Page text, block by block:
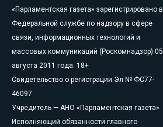
«Парламентская газета» зарегистрировано в
Федеральной службе по надзору в сфере
связи, информационных технологий и
массовых коммуникаций (Роскомнадзор) 05
августа 2011 года. 18+
Свидетельство о регистрации Эл № ФС77-
46097
Учредитель — АНО «Парламентская газета»
Исполняющий обязанности главного